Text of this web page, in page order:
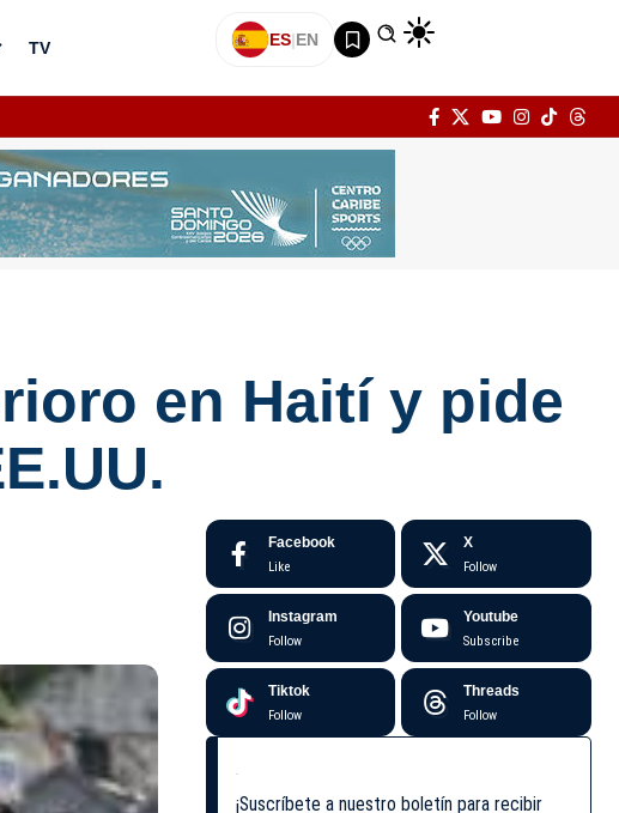
TV ES|EN
en Haití y pide
Facebook
Like
X
Follow
Instagram
Follow
Youtube
Subscribe
Tiktok
Follow
Threads
Follow
¡Suscríbete a nuestro boletín para recibir